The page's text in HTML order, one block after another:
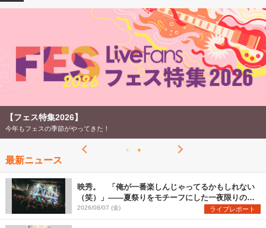
2026
【ライブ動員ランキング】2026年上半期編発表！
【フェス特集2026】
今年もフェスの季節がやってきた！
最新ニュース
映秀。 「俺が一番楽しんじゃってるかもしれない
（笑）」――夏祭りをモチーフにした一夜限りのス
ペシャルライブ『色祭』レポート
2026/08/07 (金) ライブレポート